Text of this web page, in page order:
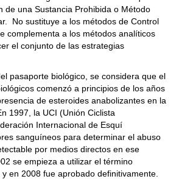
de una Sustancia Prohibida o Método
No sustituye a los métodos de Control
complementa a los métodos analíticos
el conjunto de las estrategias
pasaporte biológico, se considera que el
comenzó a principios de los años
de esteroides anabolizantes en la
1997, la UCI (Unión Ciclista
Internacional de Esquí
sanguíneos para determinar el abuso
por medios directos en ese
se empieza a utilizar el término
y en 2008 fue aprobado definitivamente.